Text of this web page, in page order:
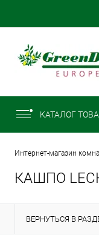
КАТАЛОГ
интернет-магазин
КАШПО
ВЕРНУТЬСЯ В